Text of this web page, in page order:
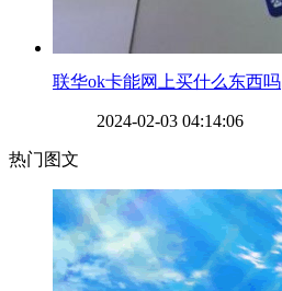
​联华ok卡能网上买什么东西吗
2024-02-03 04:14:06
热门图文